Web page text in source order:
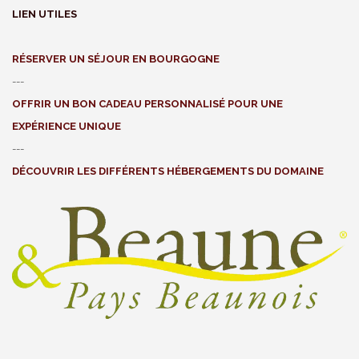
LIEN UTILES
RÉSERVER UN SÉJOUR EN BOURGOGNE
---
OFFRIR UN BON CADEAU PERSONNALISÉ POUR UNE
EXPÉRIENCE UNIQUE
---
DÉCOUVRIR LES DIFFÉRENTS HÉBERGEMENTS DU DOMAINE